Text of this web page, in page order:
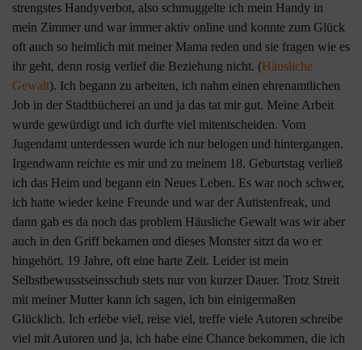
strengstes Handyverbot, also schmuggelte ich mein Handy in
mein Zimmer und war immer aktiv online und konnte zum Glück
oft auch so heimlich mit meiner Mama reden und sie fragen wie es
ihr geht, denn rosig verlief die Beziehung nicht. (Häusliche
Gewalt). Ich begann zu arbeiten, ich nahm einen ehrenamtlichen
Job in der Stadtbücherei an und ja das tat mir gut. Meine Arbeit
wurde gewürdigt und ich durfte viel mitentscheiden. Vom
Jugendamt unterdessen wurde ich nur belogen und hintergangen.
Irgendwann reichte es mir und zu meinem 18. Geburtstag verließ
ich das Heim und begann ein Neues Leben. Es war noch schwer,
ich hatte wieder keine Freunde und war der Autistenfreak, und
dann gab es da noch das problem Häusliche Gewalt was wir aber
auch in den Griff bekamen und dieses Monster sitzt da wo er
hingehört. 19 Jahre, oft eine harte Zeit. Leider ist mein
Selbstbewusstseinsschub stets nur von kurzer Dauer. Trotz Streit
mit meiner Mutter kann ich sagen, ich bin einigermaßen
Glücklich. Ich erlebe viel, reise viel, treffe viele Autoren schreibe
viel mit Autoren und ja, ich habe eine Chance bekommen, die ich